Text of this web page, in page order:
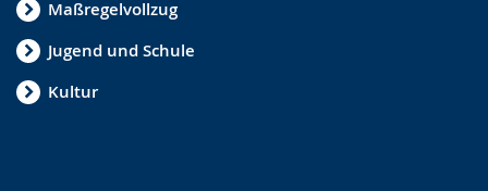
Maßregelvollzug
Jugend und Schule
Kultur